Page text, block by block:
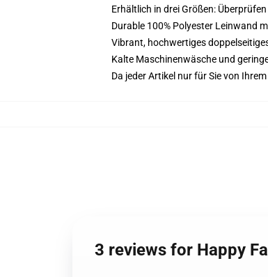
Erhältlich in drei Größen:
Durable 100% Polyester Leinwand
Vibrant, hochwertiges
Kalte Maschinenwäsche und
Da jeder Artikel nur für Sie von
3 reviews for Happy